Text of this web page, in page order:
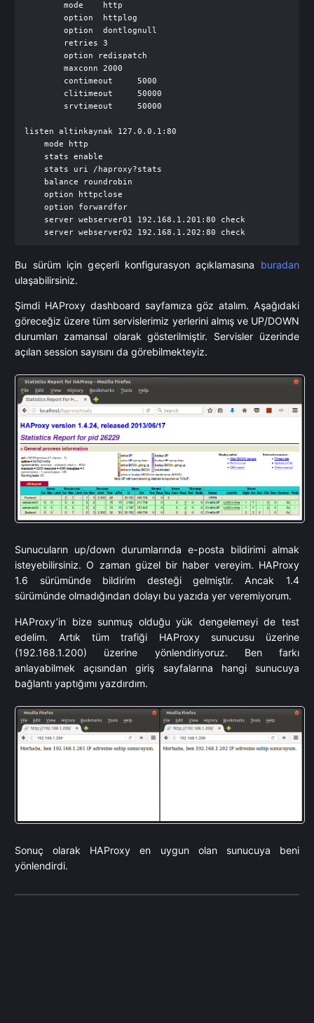
        mode    http
        option  httplog
        option  dontlognull
        retries 3
        option redispatch
        maxconn 2000
        contimeout     5000
        clitimeout     50000
        srvtimeout     50000
listen altinkaynak 127.0.0.1:80
    mode http
    stats enable
    stats uri /haproxy?stats
    balance roundrobin
    option httpclose
    option forwardfor
    server webserver01 192.168.1.201:80 check
    server webserver02 192.168.1.202:80 check
Bu sürüm için geçerli konfigurasyon açıklamasına buradan
ulaşabilirsiniz.
Şimdi HAProxy dashboard sayfamıza göz atalım. Aşağıdaki
göreceğiz üzere tüm servislerimiz yerlerini almış ve UP/DOWN
durumları zamansal olarak gösterilmiştir. Servisler üzerinde
açılan session sayısını da görebilmekteyiz.
Sunucuların up/down durumlarında e-posta bildirimi almak
isteyebilirsiniz. O zaman güzel bir haber vereyim. HAProxy
1.6 sürümünde bildirim desteği gelmiştir. Ancak 1.4
sürümünde olmadığından dolayı bu yazıda yer veremiyorum.
HAProxy’in bize sunmuş olduğu yük dengelemeyi de test
edelim. Artık tüm trafiği HAProxy sunucusu üzerine
(192.168.1.200) üzerine yönlendiriyoruz. Ben farkı
anlayabilmek açısından giriş sayfalarına hangi sunucuya
bağlantı yaptığımı yazdırdım.
Sonuç olarak HAProxy en uygun olan sunucuya beni
yönlendirdi.